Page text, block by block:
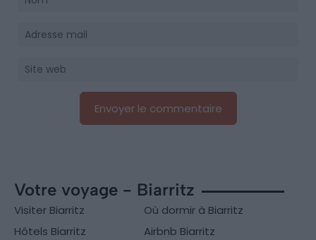
Votre voyage - Biarritz
Visiter Biarritz
Où dormir à Biarritz
Hôtels Biarritz
Airbnb Biarritz